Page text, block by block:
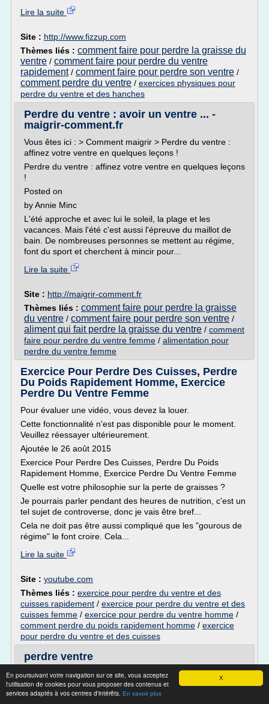
X
En poursuivant votre navigation sur ce site, vous acceptez
l'utilisation de cookies pour vous proposer des contenus et
services adaptés à vos centres d'intérêts. En savoir plus
Lire la suite
Site : http://www.fizzup.com
Thèmes liés : comment faire pour perdre la graisse du
ventre / comment faire pour perdre du ventre
rapidement/ comment faire pour perdre son ventre /
comment perdre du ventre / exercices physiques pour
perdre du ventre et des hanches
Perdre du ventre : avoir un ventre ... -
maigrir-comment.fr
Vous êtes ici : > Comment maigrir > Perdre du ventre :
affinez votre ventre en quelques leçons !
Perdre du ventre : affinez votre ventre en quelques leçons
!
Posted on
by Annie Minc
L'été approche et avec lui le soleil, la plage et les
vacances. Mais l'été c'est aussi l'épreuve du maillot de
bain. De nombreuses personnes se mettent au régime,
font du sport et cherchent à mincir pour...
Lire la suite
Site : http://maigrir-comment.fr
Thèmes liés : comment faire pour perdre la graisse
du ventre / comment faire pour perdre son ventre /
aliment qui fait perdre la graisse du ventre / comment
faire pour perdre du ventre femme / alimentation pour
perdre du ventre femme
Exercice Pour Perdre Des Cuisses, Perdre
Du Poids Rapidement Homme, Exercice
Perdre Du Ventre Femme
Pour évaluer une vidéo, vous devez la louer.
Cette fonctionnalité n'est pas disponible pour le moment.
Veuillez réessayer ultérieurement.
Ajoutée le 26 août 2015
Exercice Pour Perdre Des Cuisses, Perdre Du Poids
Rapidement Homme, Exercice Perdre Du Ventre Femme
Quelle est votre philosophie sur la perte de graisses ?
Je pourrais parler pendant des heures de nutrition, c'est un
tel sujet de controverse, donc je vais être bref...
Cela ne doit pas être aussi compliqué que les "gourous de
régime" le font croire. Cela...
Lire la suite
Site : youtube.com
Thèmes liés : exercice pour perdre du ventre et des
cuisses rapidement / exercice pour perdre du ventre et des
cuisses femme / exercice pour perdre du ventre homme /
comment perdre du poids rapidement homme / exercice
pour perdre du ventre et des cuisses
perdre ventre
perdre ventre Essayez de réduire votre consommation de
calories pour perdre du poids lentement efficace. Une
grande règle de l'apport calorique quotidien par environ